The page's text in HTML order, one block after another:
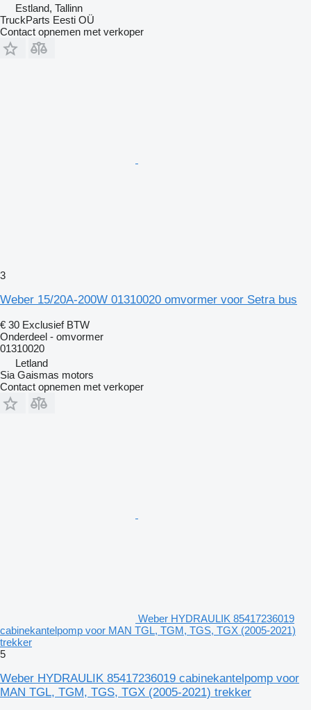
Estland, Tallinn
TruckParts Eesti OÜ
Contact opnemen met verkoper
3
Weber 15/20A-200W 01310020 omvormer voor Setra bus
€ 30 Exclusief BTW
Onderdeel - omvormer
01310020
Letland
Sia Gaismas motors
Contact opnemen met verkoper
Weber HYDRAULIK 85417236019
cabinekantelpomp voor MAN TGL, TGM, TGS, TGX (2005-2021)
trekker
5
Weber HYDRAULIK 85417236019 cabinekantelpomp voor
MAN TGL, TGM, TGS, TGX (2005-2021) trekker